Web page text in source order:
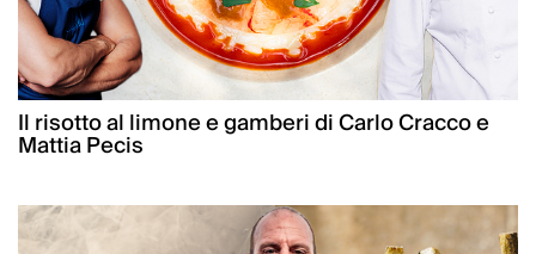
Il risotto al limone e gamberi di Carlo Cracco e
Mattia Pecis